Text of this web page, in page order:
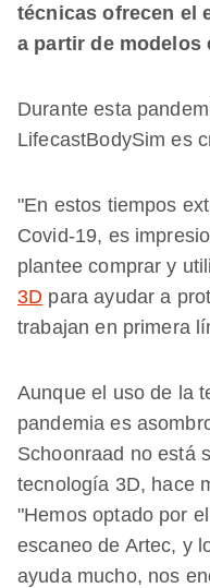
técnicas ofrecen el
a partir de modelos
Durante esta
LifecastBodySim es
"En estos tiempos
Covid-19, es
plantee comprar y
3D para ayudar a
trabajan en primera
Aunque el uso de la
pandemia es
Schoonraad no está
tecnología 3D, hace
"Hemos optado por
escaneo de Artec, y
ayuda mucho, nos